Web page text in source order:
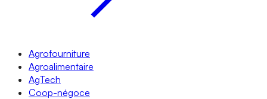
Agrofourniture
Agroalimentaire
AgTech
Coop-négoce